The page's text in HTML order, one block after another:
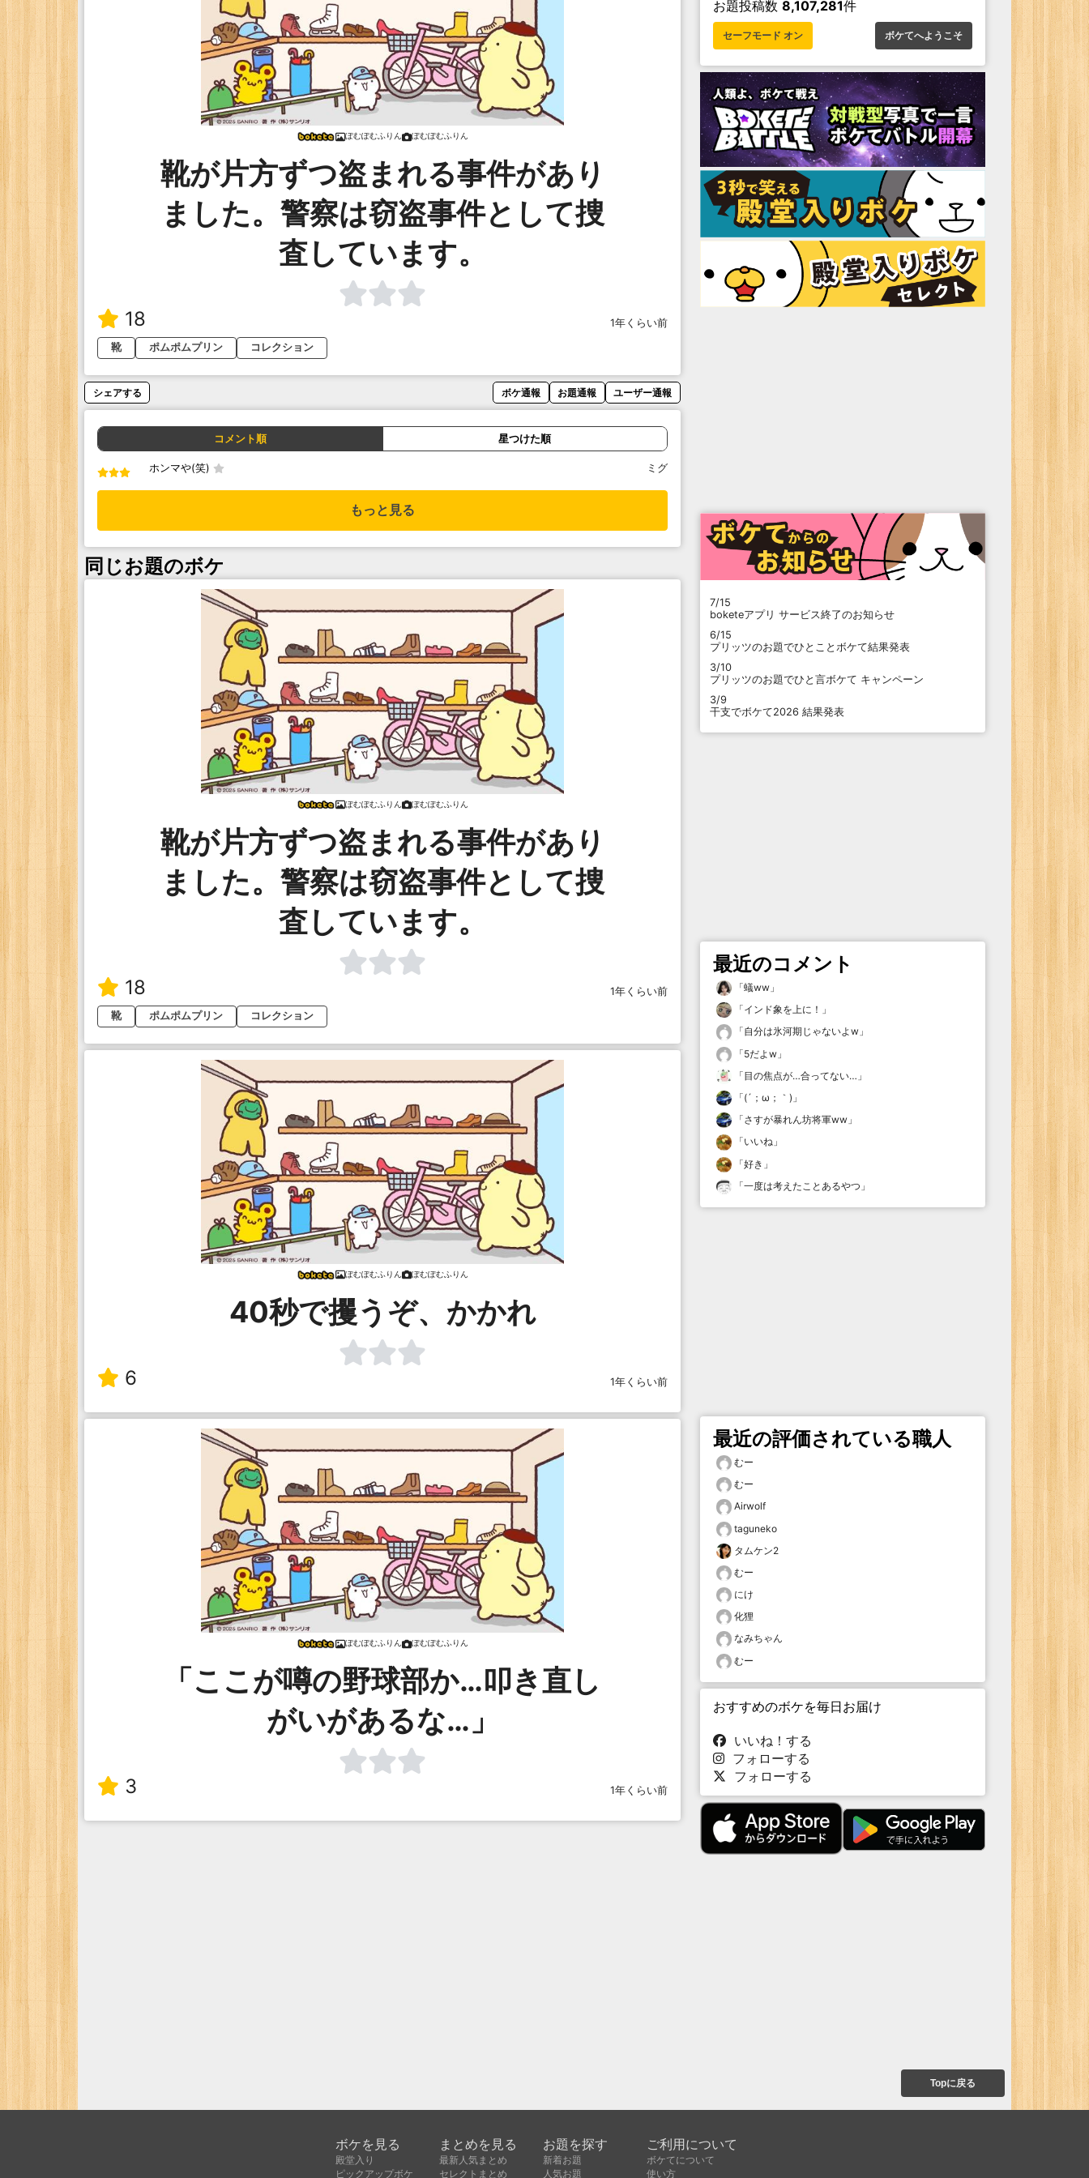
ぽむぽむふりん ぽむぽむふりん
靴が片方ずつ盗まれる事件があり
ました。警察は窃盗事件として捜
査しています。
18
1年くらい前
靴
ポムポムプリン コレクション
シェアする ボケ通報 お題通報 ユーザー通報
コメント順 星つけた順
ホンマや(笑) ミグ
もっと見る
同じお題のボケ
ぽむぽむふりん ぽむぽむふりん
靴が片方ずつ盗まれる事件があり
ました。警察は窃盗事件として捜
査しています。
18
1年くらい前
靴
ポムポムプリン コレクション
ぽむぽむふりん ぽむぽむふりん
40秒で攫うぞ、かかれ
6 1年くらい前
ぽむぽむふりん ぽむぽむふりん
「ここが噂の野球部か…叩き直し
がいがあるな…」
3 1年くらい前
お題投稿数 8,107,281件
セーフモード オン ボケてへようこそ
7/15
boketeアプリ サービス終了のお知らせ
6/15
プリッツのお題でひとことボケて結果発表
3/10
プリッツのお題でひと言ボケて キャンペーン
3/9
干支でボケて2026 結果発表
最近のコメント
「蟻ww 」
「インド象を上に！ 」
「自分は氷河期じゃないよw 」
「5だよw 」
「目の焦点が…合ってない… 」
「(´；ω；｀) 」
「さすが暴れん坊将軍ww 」
「いいね 」
「好き 」
「一度は考えたことあるやつ 」
最近の評価されている職人
むー
むー
Airwolf
taguneko
タムケン2
むー
にけ
化狸
なみちゃん
むー
おすすめのボケを毎日お届け
いいね！する
フォローする
フォローする
Topに戻る
ボケを見る
殿堂入り
ピックアップボケ
まとめを見る
最新人気まとめ
セレクトまとめ
お題を探す
新着お題
人気お題
ご利用について
ボケてについて
使い方